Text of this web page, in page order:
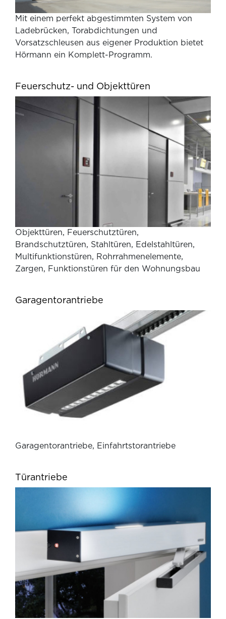
Mit einem perfekt abgestimmten System von
Ladebrücken, Torabdichtungen und
Vorsatzschleusen aus eigener Produktion bietet
Hörmann ein Komplett-Programm.
Feuerschutz- und Objekttüren
Objekttüren, Feuerschutztüren,
Brandschutztüren, Stahltüren, Edelstahltüren,
Multifunktionstüren, Rohrrahmenelemente,
Zargen, Funktionstüren für den Wohnungsbau
Garagentorantriebe
Garagentorantriebe, Einfahrtstorantriebe
Türantriebe